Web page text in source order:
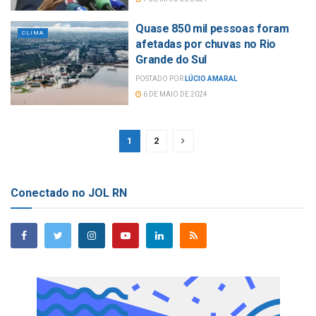
CLIMA
Quase 850 mil pessoas foram
afetadas por chuvas no Rio
Grande do Sul
POSTADO POR LÚCIO AMARAL
6 DE MAIO DE 2024
1 2
Conectado no JOL RN